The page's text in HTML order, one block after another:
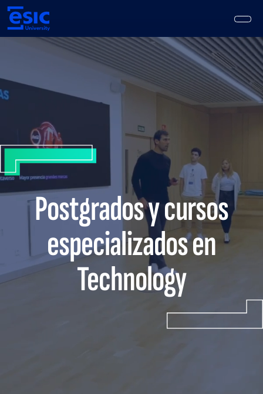
Pasar
contenido
Postgrados y cursos
especializados en
Technology